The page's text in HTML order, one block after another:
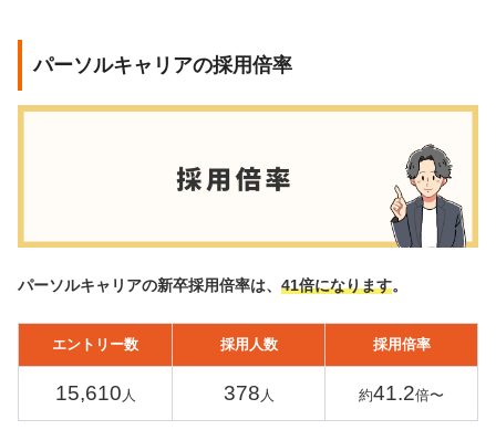
パーソルキャリアの採用倍率
パーソルキャリアの新卒採用倍率は、 41倍になります。
エントリー数 採用人数 採用倍率
15,610 人 378 人 約41.2倍〜